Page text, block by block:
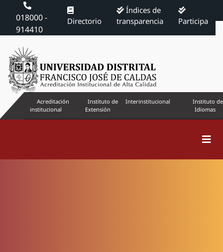
018000 -
914410
Directorio
Índices de
transparencia
Participa
Acreditación
institucional
Instituto de
Extensión
Interinstitucional
Instituto de
Idiomas